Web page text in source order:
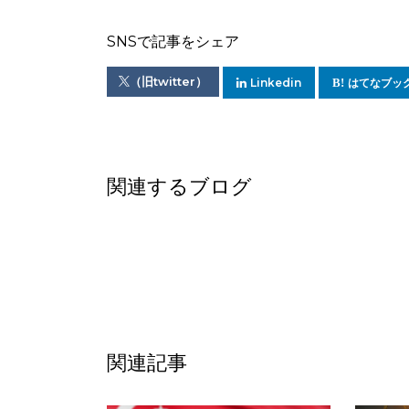
SNSで記事をシェア
（旧twitter） Linkedin はてなブッ
関連するブログ
関連記事